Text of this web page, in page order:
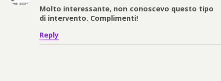
Molto interessante, non conoscevo questo tipo
di intervento. Complimenti!
Reply